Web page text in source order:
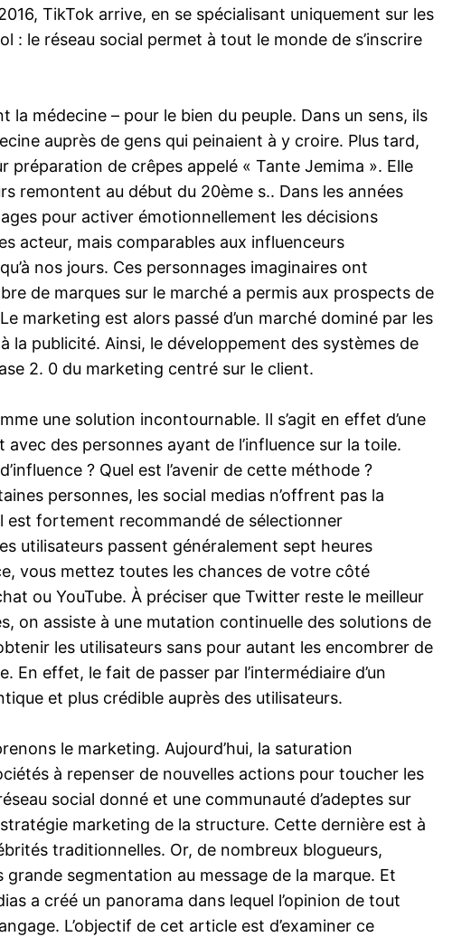
TikTok arrive, en se spécialisant uniquement sur les
: le réseau social permet à tout le monde de s’inscrire
la médecine – pour le bien du peuple. Dans un sens, ils
auprès de gens qui peinaient à y croire. Plus tard,
préparation de crêpes appelé « Tante Jemima ». Elle
remontent au début du 20ème s.. Dans les années
pour activer émotionnellement les décisions
acteur, mais comparables aux influenceurs
nos jours. Ces personnages imaginaires ont
de marques sur le marché a permis aux prospects de
marketing est alors passé d’un marché dominé par les
la publicité. Ainsi, le développement des systèmes de
2. 0 du marketing centré sur le client.
une solution incontournable. Il s’agit en effet d’une
des personnes ayant de l’influence sur la toile.
? Quel est l’avenir de cette méthode ?
personnes, les social medias n’offrent pas la
est fortement recommandé de sélectionner
utilisateurs passent généralement sept heures
vous mettez toutes les chances de votre côté
ou YouTube. À préciser que Twitter reste le meilleur
on assiste à une mutation continuelle des solutions de
les utilisateurs sans pour autant les encombrer de
effet, le fait de passer par l’intermédiaire d’un
et plus crédible auprès des utilisateurs.
le marketing. Aujourd’hui, la saturation
à repenser de nouvelles actions pour toucher les
social donné et une communauté d’adeptes sur
marketing de la structure. Cette dernière est à
traditionnelles. Or, de nombreux blogueurs,
segmentation au message de la marque. Et
a créé un panorama dans lequel l’opinion de tout
L’objectif de cet article est d’examiner ce